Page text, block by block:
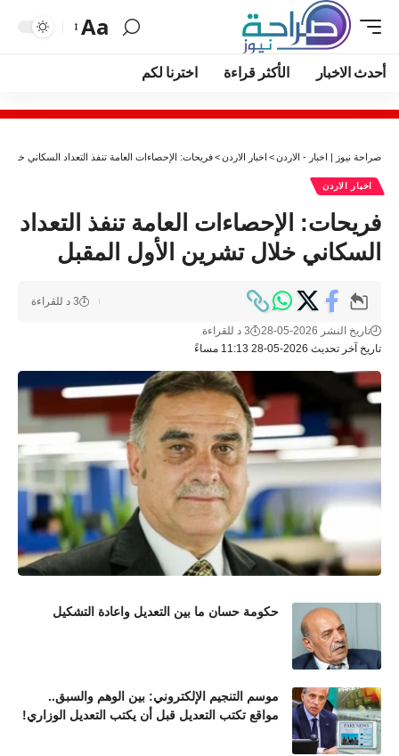
Aa
أحدث الاخبار الأكثر قراءة اخترنا لكم
صراحة نيوز | اخبار - الاردن> اخبار الاردن>فريحات: الإحصاءات العامة تنفذ التعداد السكاني خلال
اخبار الاردن
فريحات: الإحصاءات العامة تنفذ التعداد
السكاني خلال تشرين الأول المقبل
تاريخ آخر تحديث 2026-05-28 11:13 مساءً
تاريخ النشر 2026-05-28 3 د للقراءة
3 د للقراءة
حكومة حسان ما بين التعديل واعادة التشكيل
موسم التنجيم الإلكتروني: بين الوهم والسبق..
مواقع تكتب التعديل قبل أن يكتب التعديل الوزاري!